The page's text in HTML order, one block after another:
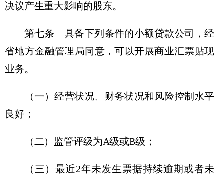
决议产生重大影响的股东。
第七条 具备下列条件的小额贷款公司，经
省地方金融管理局同意，可以开展商业汇票贴现
业务。
（一）经营状况、财务状况和风险控制水平
良好；
（二）监管评级为A级或B级；
（三）最近2年未发生票据持续逾期或者未